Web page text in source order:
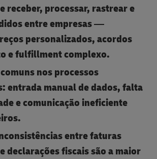
receber, processar, rastrear e
entre empresas —
personalizados, acordos
e fulfillment complexo.
nos processos
entrada manual de dados, falta
e comunicação ineficiente
entre faturas
declarações fiscais são a maior